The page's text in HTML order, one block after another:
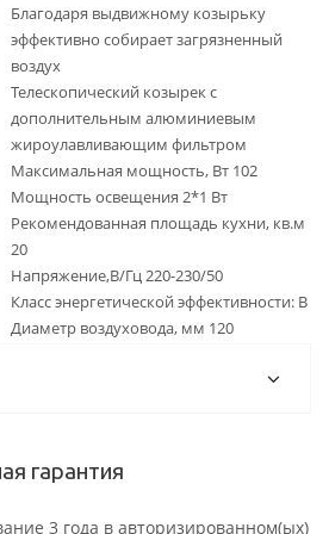
Благодаря выдвижному козырьку
эффективно собирает загрязненный
воздух
Телескопический козырек с
дополнительным алюминиевым
жироулавливающим фильтром
Максимальная мощность, Вт 102
Мощность освещения 2*1 Вт
Рекомендованная площадь кухни, кв.м
20
Напряжение,В/Гц 220-230/50
Класс энергетической эффективности: B
Диаметр воздуховода, мм 120
гарантия
3 года в авторизированном(ых)